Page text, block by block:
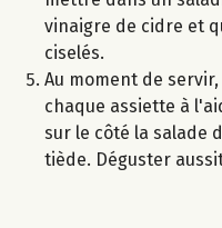
vinaigre de cidre et
ciselés.
Au moment de
chaque assiette à
sur le côté la salade
tiède. Déguster